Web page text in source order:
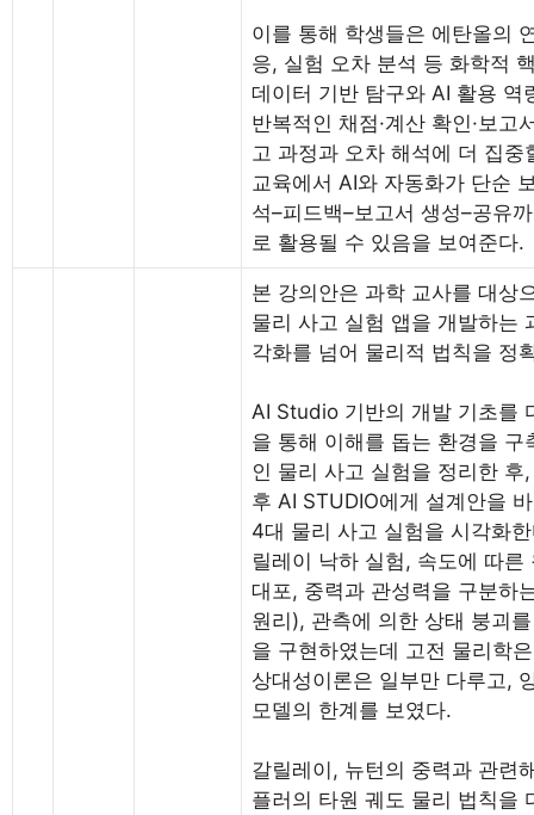
이를 통해 학생들은 에탄올의
응, 실험 오차 분석 등 화학적
데이터 기반 탐구와 AI 활용 역
반복적인 채점·계산 확인·보
고 과정과 오차 해석에 더 집
교육에서 AI와 자동화가 단순
석–피드백–보고서 생성–공유
로 활용될 수 있음을 보여준다.
본 강의안은 과학 교사를 대상
물리 사고 실험 앱을 개발하는
각화를 넘어 물리적 법칙을 정
AI Studio 기반의 개발 기초를
을 통해 이해를 돕는 환경을
인 물리 사고 실험을 정리한
후 AI STUDIO에게 설계안을
4대 물리 사고 실험을 시각화
릴레이 낙하 실험, 속도에 따
대포, 중력과 관성력을 구분하
원리), 관측에 의한 상태 붕괴
을 구현하였는데 고전 물리학
상대성이론은 일부만 다루고,
모델의 한계를 보였다.
갈릴레이, 뉴턴의 중력과 관련
플러의 타원 궤도 물리 법칙을